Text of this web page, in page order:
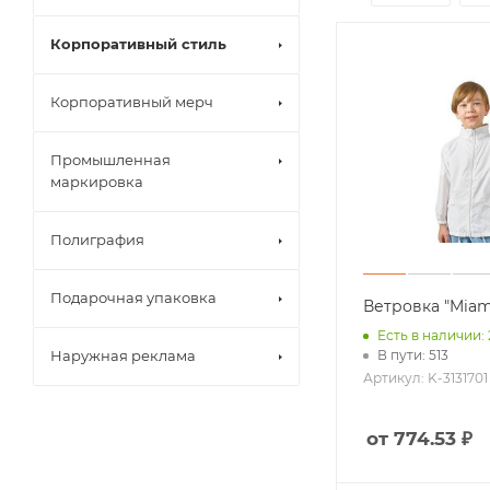
Ветровка
Есть в наличии:
В пути: 513
Артикул: K-3131701
от 774.53 ₽
Эко ручки
Рюкзаки
Чехол для
Несессеры
Корпоративный стиль
Ретракторы
Ланъярды
Карманы
Корпоративный мерч
Промышленная
маркировка
Полиграфия
Подарочная упаковка
Наружная реклама